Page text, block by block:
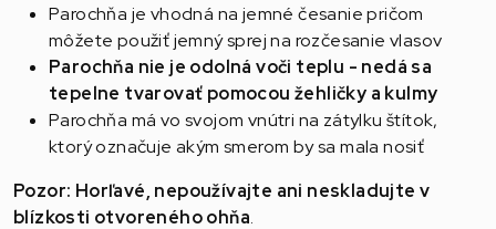
Parochňa je vhodná na jemné česanie pričom
môžete použiť jemný sprej na rozčesanie vlasov
Parochňa nie je odolná voči teplu - nedá sa
tepelne tvarovať pomocou žehličky a kulmy
Parochňa má vo svojom vnútri na zátylku štítok,
ktorý označuje akým smerom by sa mala nosiť
Pozor: Horľavé, nepoužívajte ani neskladujte v
blízkosti otvoreného ohňa.